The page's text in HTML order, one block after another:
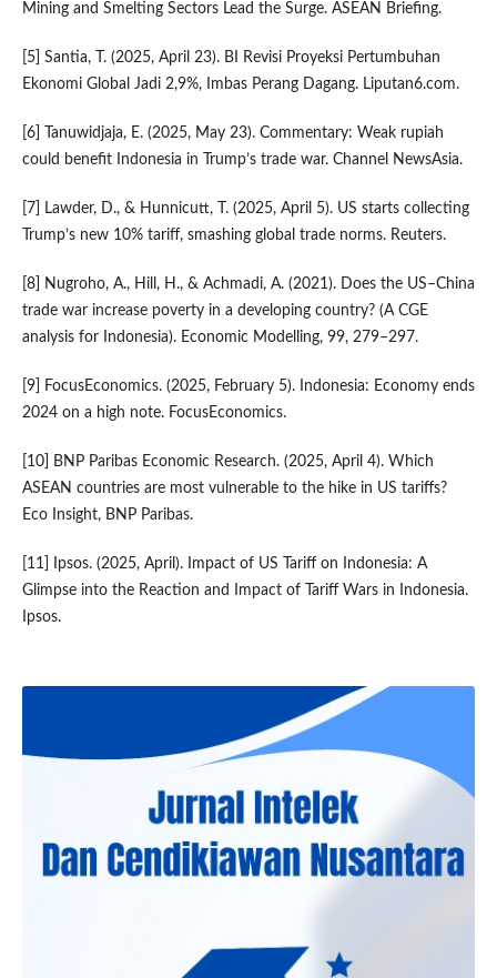
Mining and Smelting Sectors Lead the Surge. ASEAN Briefing.
[5] Santia, T. (2025, April 23). BI Revisi Proyeksi Pertumbuhan
Ekonomi Global Jadi 2,9%, Imbas Perang Dagang. Liputan6.com.
[6] Tanuwidjaja, E. (2025, May 23). Commentary: Weak rupiah
could benefit Indonesia in Trump’s trade war. Channel NewsAsia.
[7] Lawder, D., & Hunnicutt, T. (2025, April 5). US starts collecting
Trump’s new 10% tariff, smashing global trade norms. Reuters.
[8] Nugroho, A., Hill, H., & Achmadi, A. (2021). Does the US–China
trade war increase poverty in a developing country? (A CGE
analysis for Indonesia). Economic Modelling, 99, 279–297.
[9] FocusEconomics. (2025, February 5). Indonesia: Economy ends
2024 on a high note. FocusEconomics.
[10] BNP Paribas Economic Research. (2025, April 4). Which
ASEAN countries are most vulnerable to the hike in US tariffs?
Eco Insight, BNP Paribas.
[11] Ipsos. (2025, April). Impact of US Tariff on Indonesia: A
Glimpse into the Reaction and Impact of Tariff Wars in Indonesia.
Ipsos.